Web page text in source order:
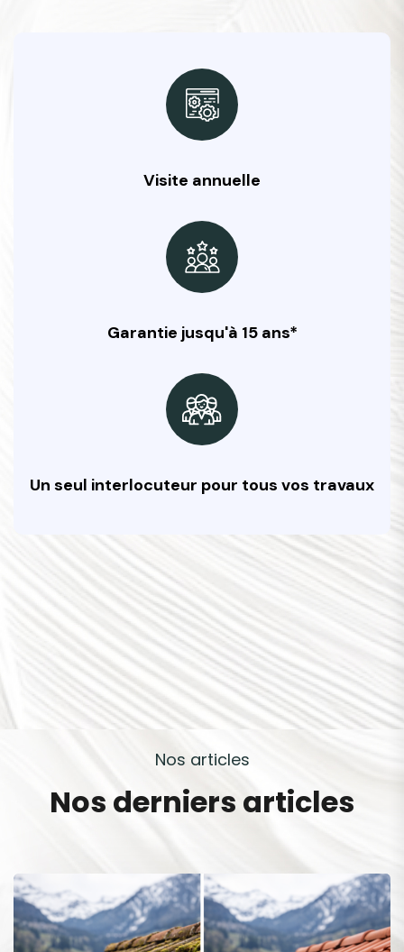
Visite annuelle
Garantie jusqu'à 15 ans*
Un seul interlocuteur pour tous vos travaux
Nos articles
Nos derniers articles